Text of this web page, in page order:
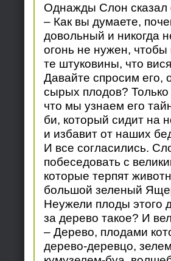
Однажды Слон
– Как вы думаете,
довольный и никогда
огонь не нужен, чтобы
те штуковины, что
Давайте спросим его,
сырых плодов?
что мы узнаем его
би, который сидит на
и избавит от наших
И все согласились.
побеседовать с
которые терпят
большой зеленый
Неужели плоды этого
за дерево такое? И
– Дерево, плодами
дерево-деревцо,